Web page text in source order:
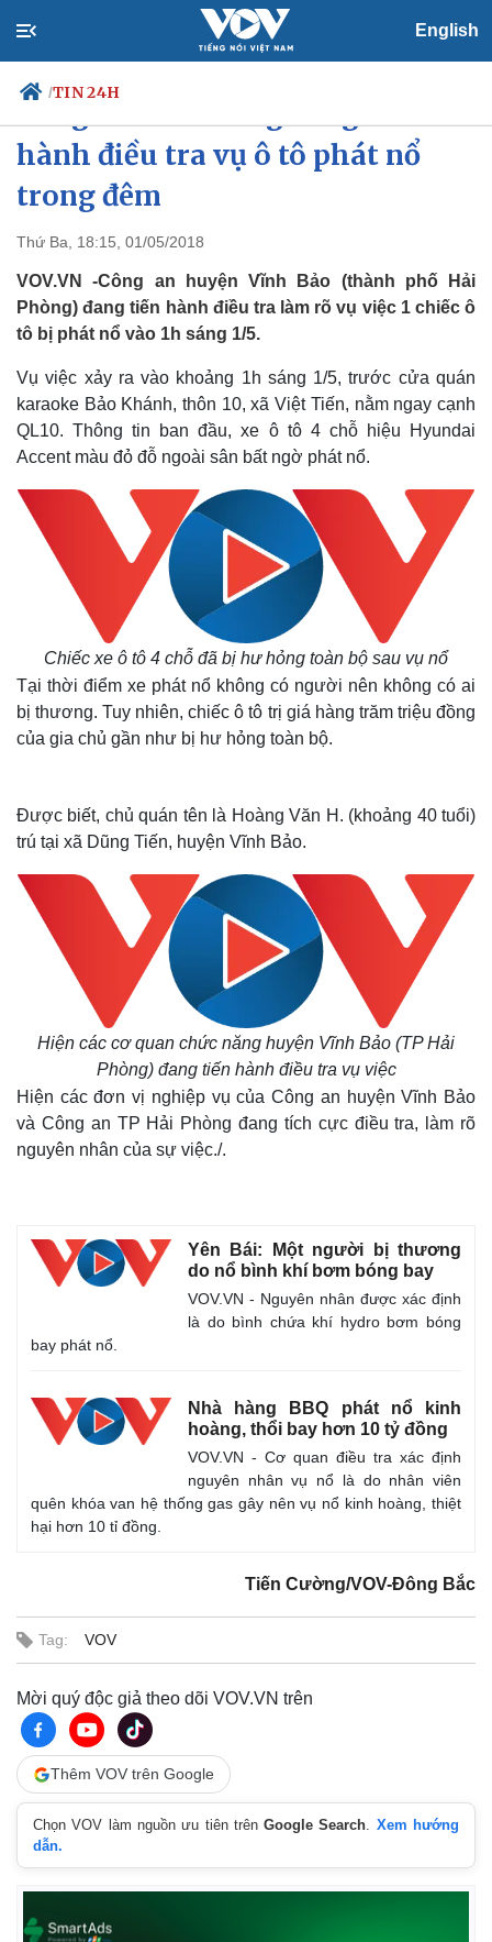
English
/TIN 24H
Chính trị
Đảng
Quốc hội
Nhận diện sự thật
Giáo dục
Dấu ấn VOV
Thế giới
Quan sát
Multimedia
Video
Ảnh
E-Magazine
hành điều tra vụ ô tô phát nổ
trong đêm
Thứ Ba, 18:15, 01/05/2018
VOV.VN -Công an huyện Vĩnh Bảo (thành phố Hải
Phòng) đang tiến hành điều tra làm rõ vụ việc 1 chiếc ô
tô bị phát nổ vào 1h sáng 1/5.
Vụ việc xảy ra vào khoảng 1h sáng 1/5, trước cửa quán
karaoke Bảo Khánh, thôn 10, xã Việt Tiến, nằm ngay cạnh
QL10. Thông tin ban đầu, xe ô tô 4 chỗ hiệu Hyundai
Accent màu đỏ đỗ ngoài sân bất ngờ phát nổ.
Chiếc xe ô tô 4 chỗ đã bị hư hỏng toàn bộ sau vụ nổ
Tại thời điểm xe phát nổ không có người nên không có ai
bị thương. Tuy nhiên, chiếc ô tô trị giá hàng trăm triệu đồng
của gia chủ gần như bị hư hỏng toàn bộ.
Được biết, chủ quán tên là Hoàng Văn H. (khoảng 40 tuổi)
trú tại xã Dũng Tiến, huyện Vĩnh Bảo.
Hiện các cơ quan chức năng huyện Vĩnh Bảo (TP Hải
Phòng) đang tiến hành điều tra vụ việc
Hiện các đơn vị nghiệp vụ của Công an huyện Vĩnh Bảo
và Công an TP Hải Phòng đang tích cực điều tra, làm rõ
nguyên nhân của sự việc./.
Yên Bái: Một người bị thương
do nổ bình khí bơm bóng bay
VOV.VN - Nguyên nhân được xác định
là do bình chứa khí hydro bơm bóng
bay phát nổ.
Nhà hàng BBQ phát nổ kinh
hoàng, thổi bay hơn 10 tỷ đồng
VOV.VN - Cơ quan điều tra xác định
nguyên nhân vụ nổ là do nhân viên
quên khóa van hệ thống gas gây nên vụ nổ kinh hoàng, thiệt
hại hơn 10 tỉ đồng.
Tiến Cường/VOV-Đông Bắc
Tag: VOV
Mời quý độc giả theo dõi VOV.VN trên
Thêm VOV trên Google
Chọn VOV làm nguồn ưu tiên trênGoogle Search. Xem hướng
dẫn.